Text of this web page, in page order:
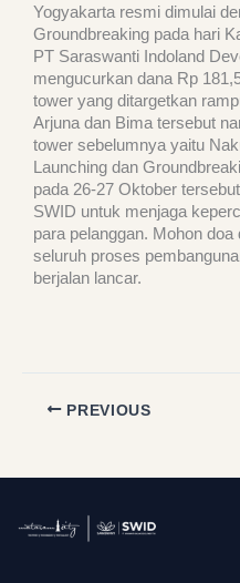
Yogyakarta resmi dimulai
Groundbreaking pada hari
PT Saraswanti Indoland
mengucurkan dana Rp
tower yang ditargetkan
Arjuna dan Bima tersebut
tower sebelumnya yaitu
Launching dan
pada 26-27 Oktober
SWID untuk menjaga
para pelanggan. Mohon
seluruh proses
berjalan lancar.
PREVIOUS